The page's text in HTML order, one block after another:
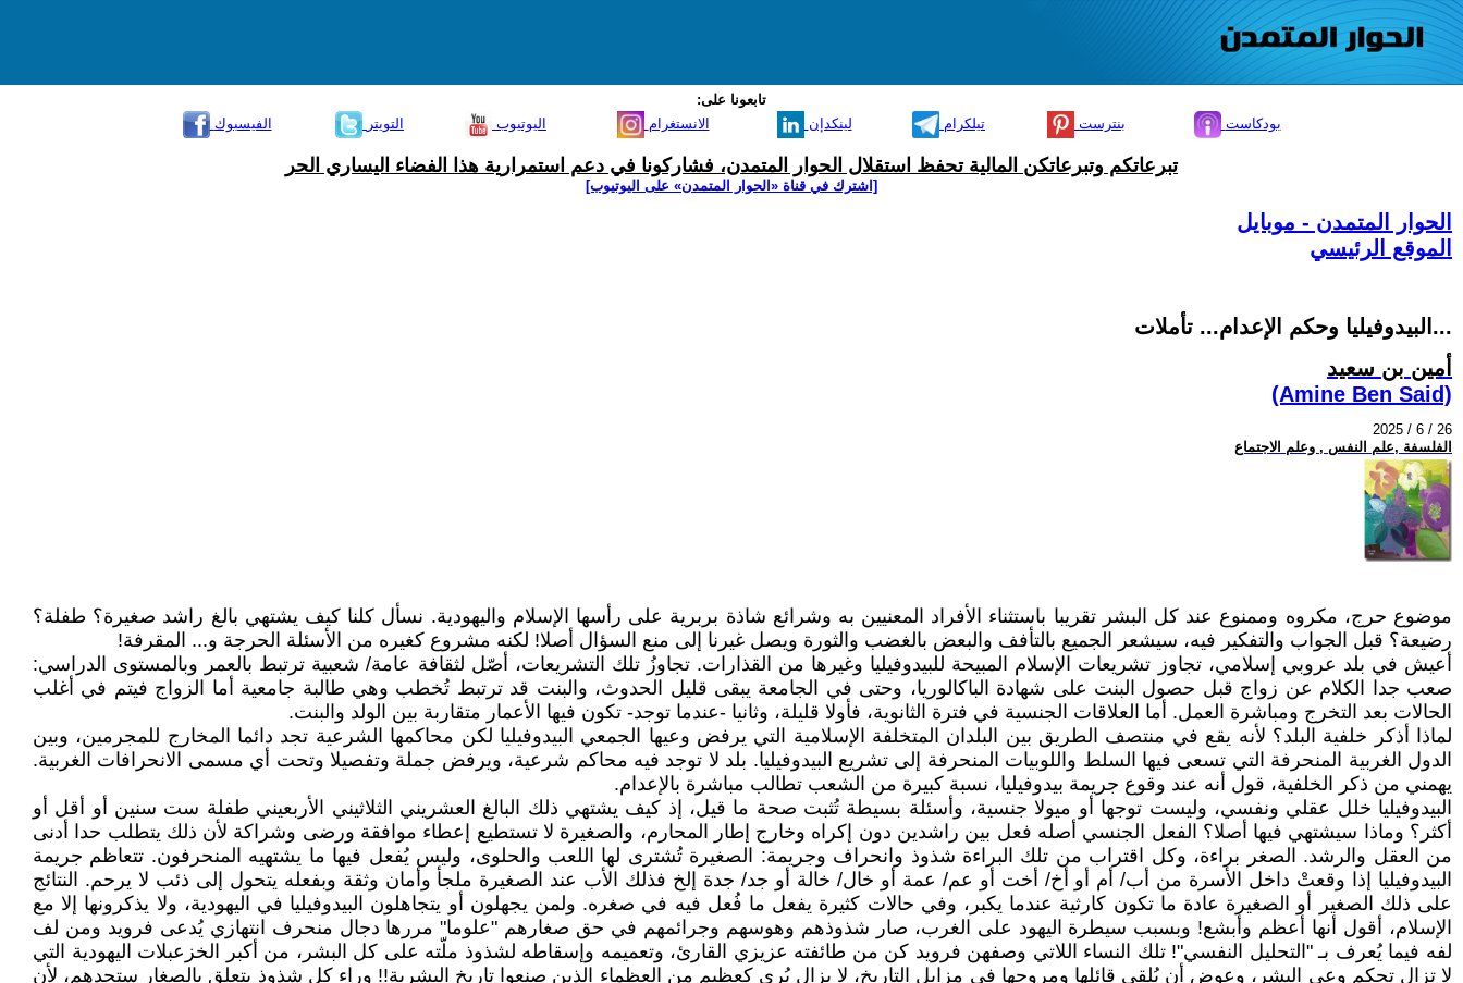
تابعونا على:
الفيسبوك
التويتر اليوتيوب الانستغرام لينكدإن تيلكرام بنترست بودكاست
تبرعاتكم وتبرعاتكن المالية تحفظ استقلال الحوار المتمدن، فشاركونا في دعم استمرارية هذا الفضاء اليساري الحر
[اشترك في قناة ‫«الحوار المتمدن» على اليوتيوب]
الحوار المتمدن - موبايل
الموقع الرئيسي
البيدوفيليا وحكم الإعدام... تأملات...
أمين بن سعيد
(Amine Ben Said)
2025 / 6 / 26
الفلسفة ,علم النفس , وعلم الاجتماع
موضوع حرج، مكروه وممنوع عند كل البشر تقريبا باستثناء الأفراد المعنيين به وشرائع شاذة بربرية على رأسها الإسلام واليهودية. نسأل كلنا كيف يشتهي بالغ راشد صغيرة؟ طفلة؟
رضيعة؟ قبل الجواب والتفكير فيه، سيشعر الجميع بالتأفف والبعض بالغضب والثورة ويصل غيرنا إلى منع السؤال أصلا! لكنه مشروع كغيره من الأسئلة الحرجة و... المقرفة!
أعيش في بلد عروبي إسلامي، تجاوز تشريعات الإسلام المبيحة للبيدوفيليا وغيرها من القذارات. تجاوزُ تلك التشريعات، أصّل لثقافة عامة/ شعبية ترتبط بالعمر وبالمستوى الدراسي:
صعب جدا الكلام عن زواج قبل حصول البنت على شهادة الباكالوريا، وحتى في الجامعة يبقى قليل الحدوث، والبنت قد ترتبط تُخطب وهي طالبة جامعية أما الزواج فيتم في أغلب
الحالات بعد التخرج ومباشرة العمل. أما العلاقات الجنسية في فترة الثانوية، فأولا قليلة، وثانيا -عندما توجد- تكون فيها الأعمار متقاربة بين الولد والبنت.
لماذا أذكر خلفية البلد؟ لأنه يقع في منتصف الطريق بين البلدان المتخلفة الإسلامية التي يرفض وعيها الجمعي البيدوفيليا لكن محاكمها الشرعية تجد دائما المخارج للمجرمين، وبين
الدول الغربية المنحرفة التي تسعى فيها السلط واللوبيات المنحرفة إلى تشريع البيدوفيليا. بلد لا توجد فيه محاكم شرعية، ويرفض جملة وتفصيلا وتحت أي مسمى الانحرافات الغربية.
يهمني من ذكر الخلفية، قول أنه عند وقوع جريمة بيدوفيليا، نسبة كبيرة من الشعب تطالب مباشرة بالإعدام.
البيدوفيليا خلل عقلي ونفسي، وليست توجها أو ميولا جنسية، وأسئلة بسيطة تُثبت صحة ما قيل، إذ كيف يشتهي ذلك البالغ العشريني الثلاثيني الأربعيني طفلة ست سنين أو أقل أو
أكثر؟ وماذا سيشتهي فيها أصلا؟ الفعل الجنسي أصله فعل بين راشدين دون إكراه وخارج إطار المحارم، والصغيرة لا تستطيع إعطاء موافقة ورضى وشراكة لأن ذلك يتطلب حدا أدنى
من العقل والرشد. الصغر براءة، وكل اقتراب من تلك البراءة شذوذ وانحراف وجريمة: الصغيرة تُشترى لها اللعب والحلوى، وليس يُفعل فيها ما يشتهيه المنحرفون. تتعاظم جريمة
البيدوفيليا إذا وقعتْ داخل الأسرة من أب/ أم أو أخ/ أخت أو عم/ عمة أو خال/ خالة أو جد/ جدة إلخ فذلك الأب عند الصغيرة ملجأ وأمان وثقة وبفعله يتحول إلى ذئب لا يرحم. النتائج
على ذلك الصغير أو الصغيرة عادة ما تكون كارثية عندما يكبر، وفي حالات كثيرة يفعل ما فُعل فيه في صغره. ولمن يجهلون أو يتجاهلون البيدوفيليا في اليهودية، ولا يذكرونها إلا مع
الإسلام، أقول أنها أعظم وأبشع! وبسبب سيطرة اليهود على الغرب، صار شذوذهم وهوسهم وجرائمهم في حق صغارهم "علوما" مررها دجال منحرف انتهازي يُدعى فرويد ومن لف
لفه فيما يُعرف بـ "التحليل النفسي"! تلك النساء اللاتي وصفهن فرويد كن من طائفته عزيزي القارئ، وتعميمه وإسقاطه لشذوذ ملّته على كل البشر، من أكبر الخزعبلات اليهودية التي
لا تزال تحكم وعي البشر، وعوض أن يُلقى قائلها ومروجها في مزابل التاريخ، لا يزال يُرى كعظيم من العظماء الذين صنعوا تاريخ البشرية!! وراء كل شذوذ يتعلق بالصغار ستجدهم، لأن